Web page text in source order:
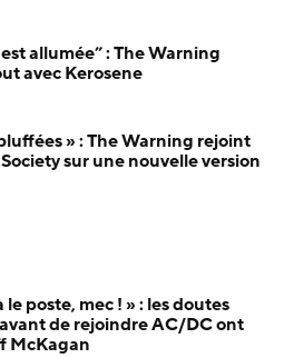
allumée” : The Warning
avec Kerosene
» : The Warning rejoint
sur une nouvelle version
le poste, mec ! » : les doutes
avant de rejoindre AC/DC ont
McKagan